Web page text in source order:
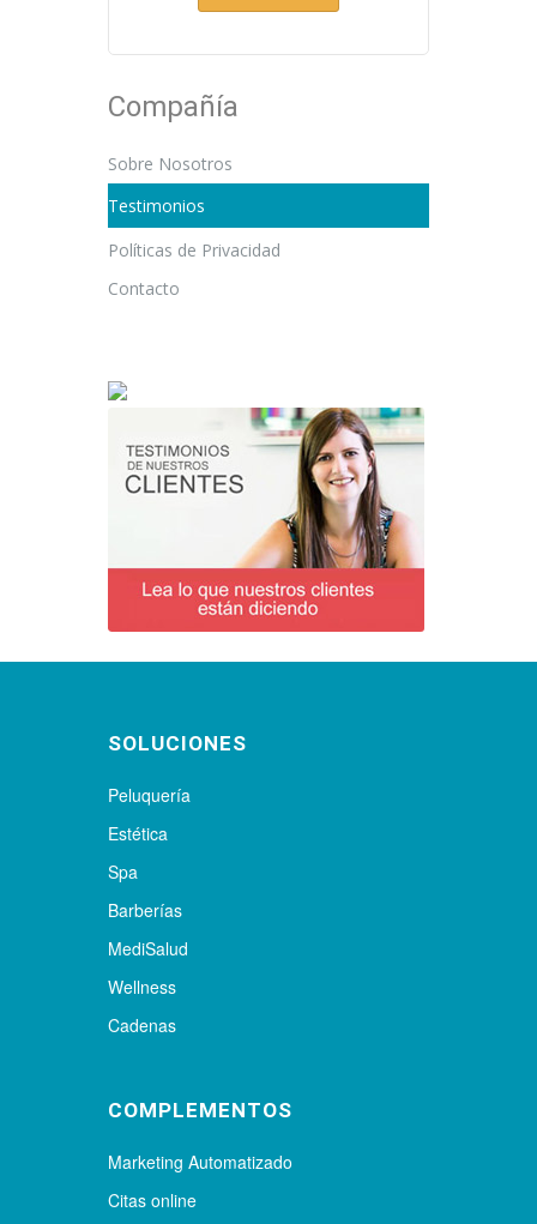
Compañía
Sobre Nosotros
Testimonios
Políticas de Privacidad
Contacto
SOLUCIONES
Peluquería
Estética
Spa
Barberías
MediSalud
Wellness
Cadenas
COMPLEMENTOS
Marketing Automatizado
Citas online